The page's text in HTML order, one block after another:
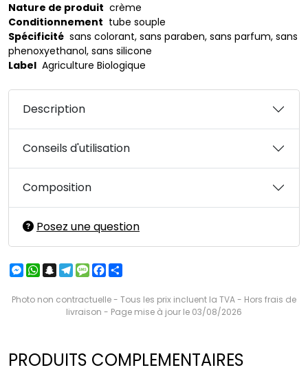
Nature de produit crème
Conditionnement tube souple
Spécificité sans colorant, sans paraben, sans parfum, sans
phenoxyethanol, sans silicone
Label Agriculture Biologique
Description
Conseils d'utilisation
Composition
Posez une question
Messenger
WhatsApp
Snapchat
Telegram
MessageFacebook
Photo non contractuelle - Tous les prix incluent la TVA - Hors frais de
livraison - Page mise à jour le 03/08/2026
PRODUITS COMPLEMENTAIRES